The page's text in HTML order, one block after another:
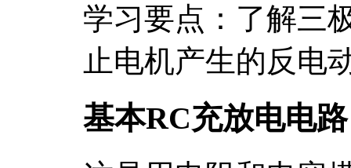
学习要点：了解三
止电机产生的反电
基本RC充放电电